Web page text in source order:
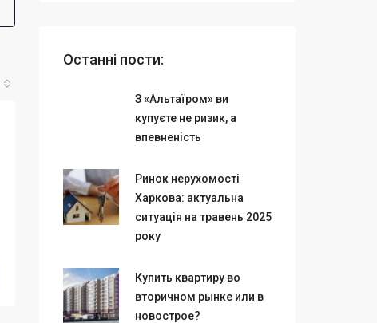
Останні пости:
З «Альтаїром» ви
купуєте не ризик, а
впевненість
Ринок нерухомості
Харкова: актуальна
ситуація на травень 2025
року
Купить квартиру во
вторичном рынке или в
новострое?